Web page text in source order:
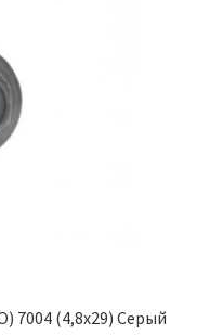
7004 (4,8х29) Серый